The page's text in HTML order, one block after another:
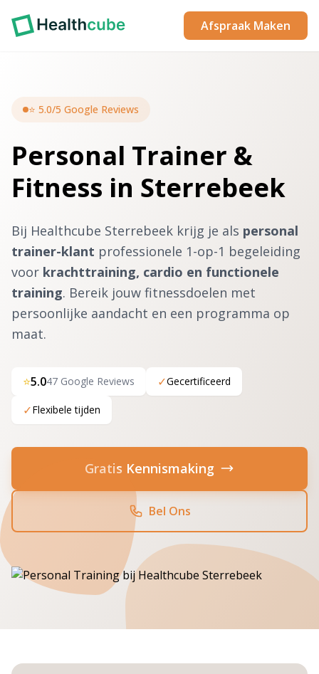
Afspraak Maken
⭐ 5.0/5 Google Reviews
Personal Trainer &
Fitness in Sterrebeek
Bij Healthcube Sterrebeek krijg je als personal
trainer-klant professionele 1-op-1 begeleiding
voor krachttraining, cardio en functionele
training. Bereik jouw fitnessdoelen met
persoonlijke aandacht en een programma op
maat.
⭐5.047 Google Reviews ✓Gecertificeerd
✓Flexibele tijden
Gratis Kennismaking
Bel Ons